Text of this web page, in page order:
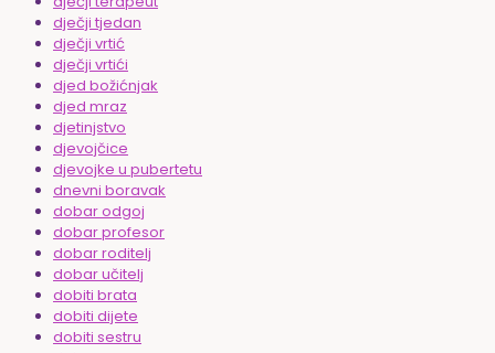
dječji tjedan
dječji vrtić
dječji vrtići
djed božićnjak
djed mraz
djetinjstvo
djevojčice
djevojke u pubertetu
dnevni boravak
dobar odgoj
dobar profesor
dobar roditelj
dobar učitelj
dobiti brata
dobiti dijete
dobiti sestru